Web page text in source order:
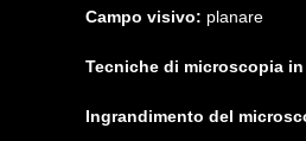
Campo visivo: planare
Tecniche di microscopia
Ingrandimento del